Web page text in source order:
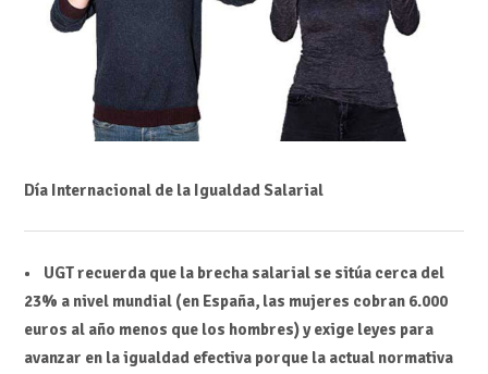
Día Internacional de la Igualdad Salarial
• UGT recuerda que la brecha salarial se sitúa cerca del
23% a nivel mundial (en España, las mujeres cobran 6.000
euros al año menos que los hombres) y exige leyes para
avanzar en la igualdad efectiva porque la actual normativa